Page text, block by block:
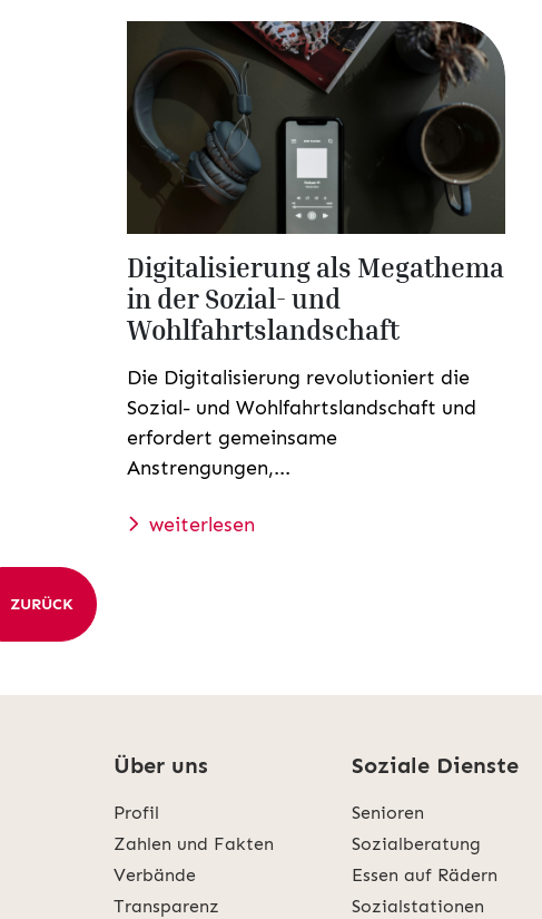
Digitalisierung als Megathema
in der Sozial- und
Wohlfahrtslandschaft
Die Digitalisierung revolutioniert die
Sozial- und Wohlfahrtslandschaft und
erfordert gemeinsame
Anstrengungen,...
weiterlesen
ZURÜCK
Über uns
Profil
Zahlen und Fakten
Verbände
Transparenz
Soziale Dienste
Senioren
Sozialberatung
Essen auf Rädern
Sozialstationen